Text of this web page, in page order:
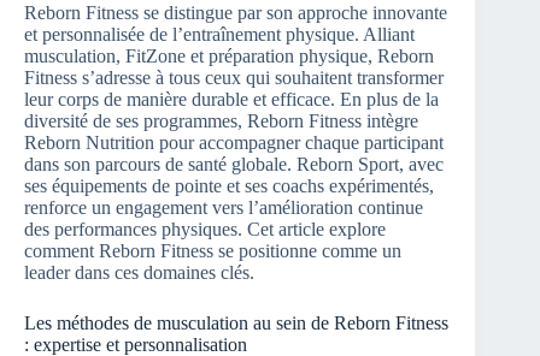
Reborn Fitness se distingue par son approche innovante
et personnalisée de l’entraînement physique. Alliant
musculation, FitZone et préparation physique, Reborn
Fitness s’adresse à tous ceux qui souhaitent transformer
leur corps de manière durable et efficace. En plus de la
diversité de ses programmes, Reborn Fitness intègre
Reborn Nutrition pour accompagner chaque participant
dans son parcours de santé globale. Reborn Sport, avec
ses équipements de pointe et ses coachs expérimentés,
renforce un engagement vers l’amélioration continue
des performances physiques. Cet article explore
comment Reborn Fitness se positionne comme un
leader dans ces domaines clés.
Les méthodes de musculation au sein de Reborn Fitness
: expertise et personnalisation